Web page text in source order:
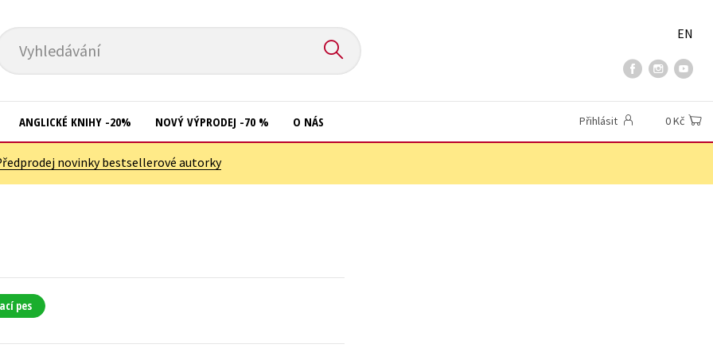
Vyhledávání
EN
ANGLICKÉ KNIHY -20% NOVÝ VÝPRODEJ -70 % O NÁS Přihlásit 0 Kč
novinky bestsellerové autorky
pes